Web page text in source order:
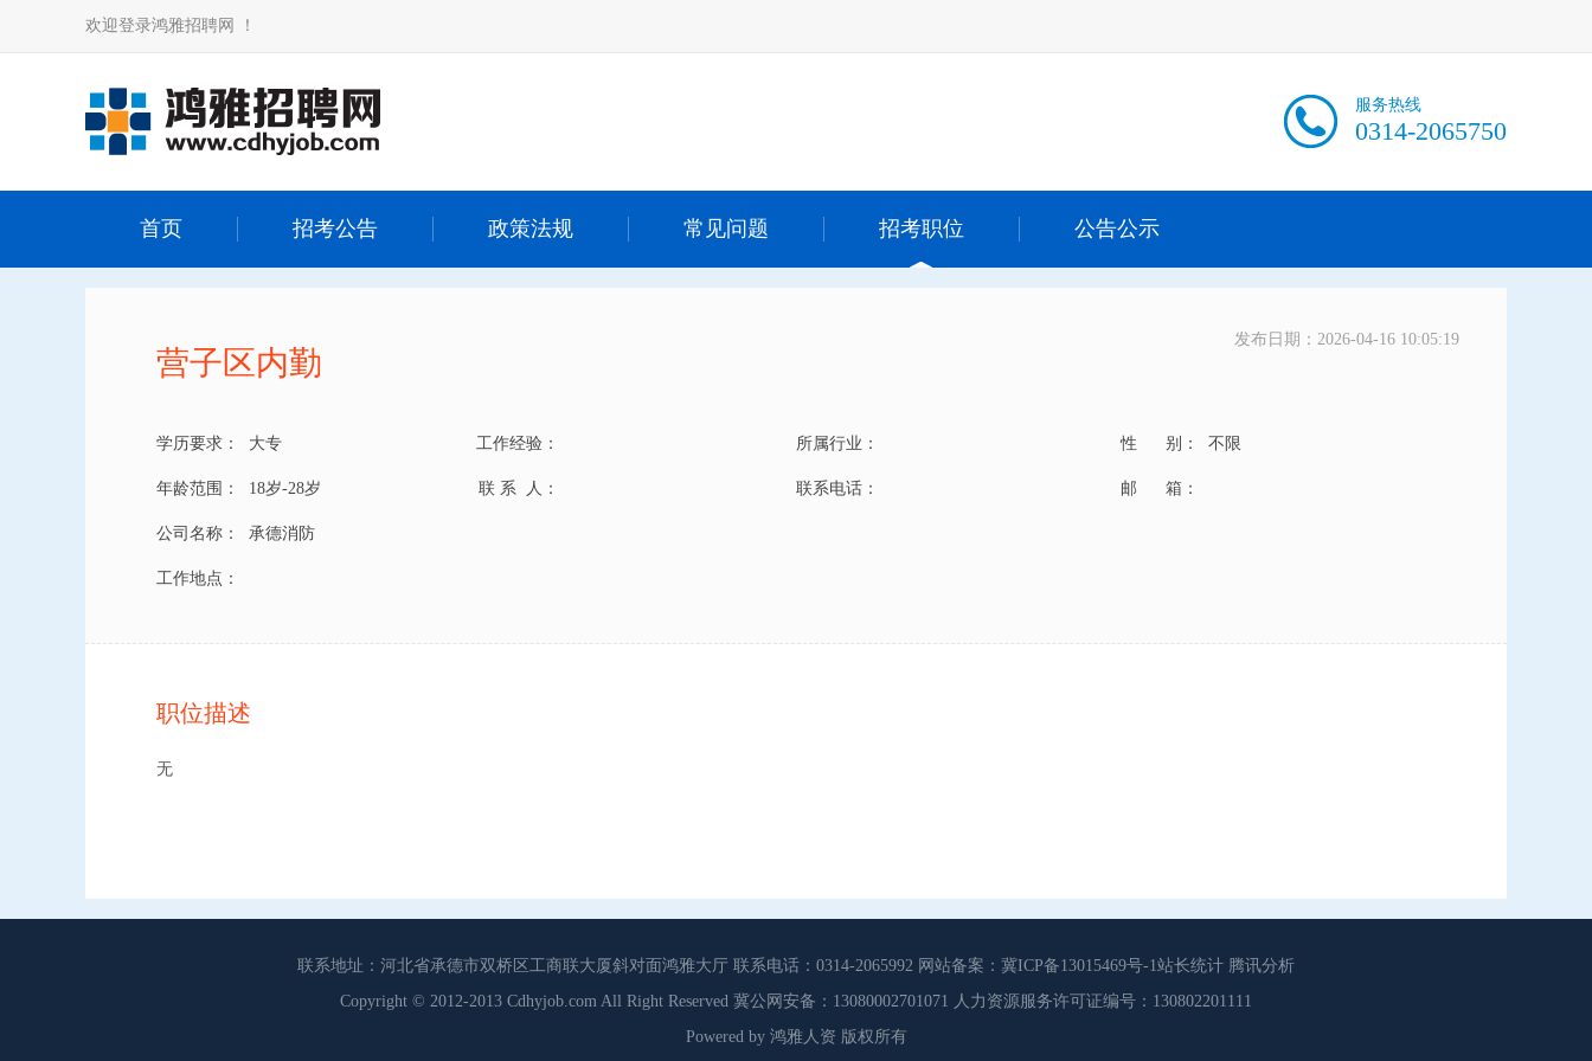
欢迎登录鸿雅招聘网 ！
服务热线
0314-2065750
首页 招考公告 政策法规 常见问题 招考职位 公告公示
发布日期：2026-04-16 10:05:19
营子区内勤
学历要求： 大专 工作经验： 所属行业： 性 别： 不限
年龄范围： 18岁-28岁 联 系 人： 联系电话： 邮 箱：
公司名称： 承德消防
工作地点：
职位描述
无
联系地址：河北省承德市双桥区工商联大厦斜对面鸿雅大厅 联系电话：0314-2065992 网站备案：冀ICP备13015469号-1站长统计 腾讯分析
Copyright © 2012-2013 Cdhyjob.com All Right Reserved 冀公网安备：13080002701071 人力资源服务许可证编号：130802201111
Powered by 鸿雅人资 版权所有